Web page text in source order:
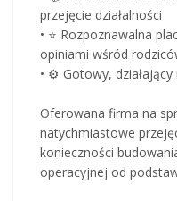
przejęcie działalności
• ⭐ Rozpoznawalna
opiniami wśród
• ⚙️ Gotowy,
Oferowana firma na
natychmiastowe
konieczności
operacyjnej od